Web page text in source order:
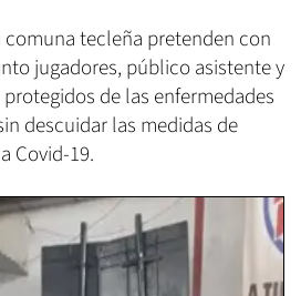
comuna tecleña pretenden con
jugadores, público asistente y
de las enfermedades
descuidar las medidas de
Covid-19.